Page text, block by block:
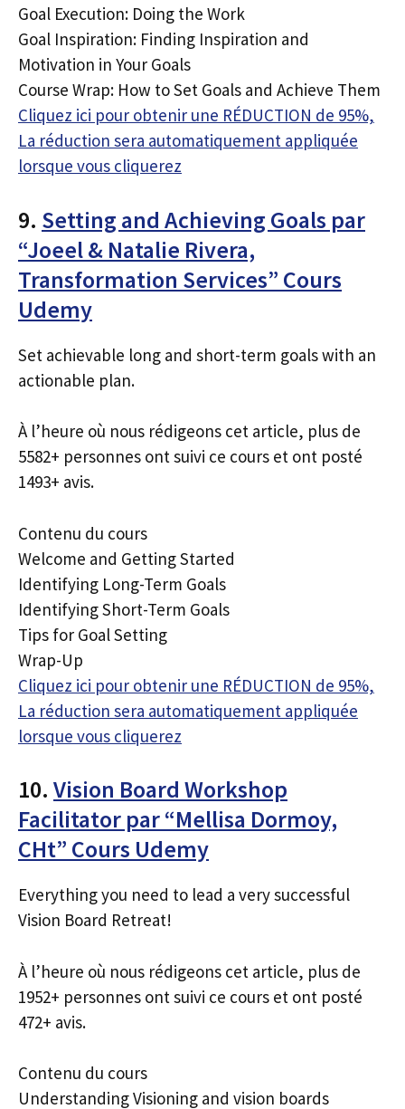
Goal Execution: Doing the Work
Goal Inspiration: Finding Inspiration and
Motivation in Your Goals
Course Wrap: How to Set Goals and Achieve Them
Cliquez ici pour obtenir une RÉDUCTION de 95%,
La réduction sera automatiquement appliquée
lorsque vous cliquerez
9. Setting and Achieving Goals par
“Joeel & Natalie Rivera,
Transformation Services” Cours
Udemy
Set achievable long and short-term goals with an
actionable plan.
À l’heure où nous rédigeons cet article, plus de
5582+ personnes ont suivi ce cours et ont posté
1493+ avis.
Contenu du cours
Welcome and Getting Started
Identifying Long-Term Goals
Identifying Short-Term Goals
Tips for Goal Setting
Wrap-Up
Cliquez ici pour obtenir une RÉDUCTION de 95%,
La réduction sera automatiquement appliquée
lorsque vous cliquerez
10. Vision Board Workshop
Facilitator par “Mellisa Dormoy,
CHt” Cours Udemy
Everything you need to lead a very successful
Vision Board Retreat!
À l’heure où nous rédigeons cet article, plus de
1952+ personnes ont suivi ce cours et ont posté
472+ avis.
Contenu du cours
Understanding Visioning and vision boards